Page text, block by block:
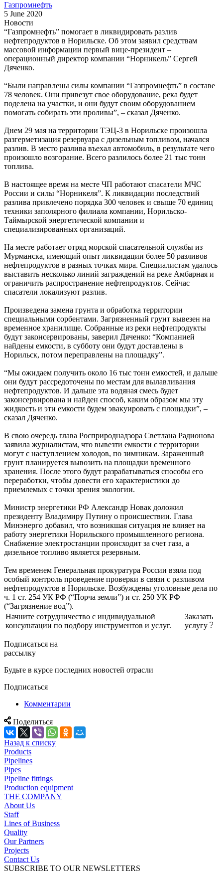
5 June 2020
Новости
“Газпромнефть” помогает в ликвидировать разлив
нефтепродуктов в Норильске. Об этом заявил средствам
массовой информации первый вице-президент –
операционный директор компании “Норникель” Сергей
Дяченко.
“Были направлены силы компании “Газпромнефть” в составе
78 человек. Они привезут свое оборудование, река будет
поделена на участки, и они будут своим оборудованием
помогать собирать эти проливы”, – сказал Дяченко.
Днем 29 мая на территории ТЭЦ-3 в Норильске произошла
разгерметизация резервуара с дизельным топливом, начался
разлив. В место разлива въехал автомобиль, в результате чего
произошло возгорание. Всего разлилось более 21 тыс тонн
топлива.
В настоящее время на месте ЧП работают спасатели МЧС
России и силы “Норникеля”. К ликвидации последствий
разлива привлечено порядка 300 человек и свыше 70 единиц
техники заполярного филиала компании, Норильско-
Таймырской энергетической компании и
специализированных организаций.
На месте работает отряд морской спасательной службы из
Мурманска, имеющий опыт ликвидации более 50 разливов
нефтепродуктов в разных точках мира. Специалистам удалось
выставить несколько линий заграждений на реке Амбарная и
ограничить распространение нефтепродуктов. Сейчас
спасатели локализуют разлив.
Произведена замена грунта и обработка территории
специальными сорбентами. Загрязненный грунт вывезен на
временное хранилище. Собранные из реки нефтепродукты
будут законсервированы, заверил Дяченко: “Компанией
найдены емкости, в субботу они будут доставлены в
Норильск, потом переправлены на площадку”.
“Мы ожидаем получить около 16 тыс тонн емкостей, и дальше
они будут рассредоточены по местам для вылавливания
нефтепродуктов. И дальше эта водяная смесь будет
законсервирована и найден способ, каким образом мы эту
жидкость и эти емкости будем эвакуировать с площадки”, –
сказал Дяченко.
В свою очередь глава Росприроднадзора Светлана Радионова
заявила журналистам, что вывезти емкости с территории
могут с наступлением холодов, по зимникам. Зараженный
грунт планируется вывозить на площадки временного
хранения. После этого будут разрабатываться способы его
переработки, чтобы довести его характеристики до
приемлемых с точки зрения экологии.
Министр энергетики РФ Александр Новак доложил
президенту Владимиру Путину о происшествии. Глава
Минэнерго добавил, что возникшая ситуация не влияет на
работу энергетики Норильского промышленного региона.
Снабжение электростанции происходит за счет газа, а
дизельное топливо является резервным.
Тем временем Генеральная прокуратура России взяла под
особый контроль проведение проверки в связи с разливом
нефтепродуктов в Норильске. Возбуждены уголовные дела по
ч. 1 ст. 254 УК РФ (“Порча земли”) и ст. 250 УК РФ
(“Загрязнение вод”).
Начните сотрудничество с индивидуальной
консультации по подбору инструментов и услуг.
Заказать
услугу
Подписаться на
рассылку
Будьте в курсе последних новостей отрасли
Подписаться
Комментарии
Поделиться
Назад к списку
Products
Pipelines
Pipes
Pipeline fittings
Production equipment
THE COMPANY
About Us
Staff
Lines of Business
Quality
Our Partners
Projects
Contact Us
SUBSCRIBE TO OUR NEWSLETTERS